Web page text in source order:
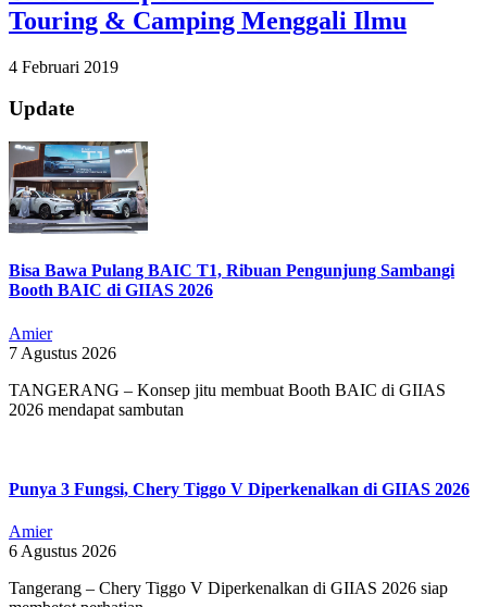
Touring & Camping Menggali Ilmu
2019-
04
4 Februari 2019
Update
Bisa Bawa Pulang BAIC T1, Ribuan Pengunjung Sambangi
Booth BAIC di GIIAS 2026
Amier
7 Agustus 2026
TANGERANG – Konsep jitu membuat Booth BAIC di GIIAS
2026 mendapat sambutan
Punya 3 Fungsi, Chery Tiggo V Diperkenalkan di GIIAS 2026
Amier
6 Agustus 2026
Tangerang – Chery Tiggo V Diperkenalkan di GIIAS 2026 siap